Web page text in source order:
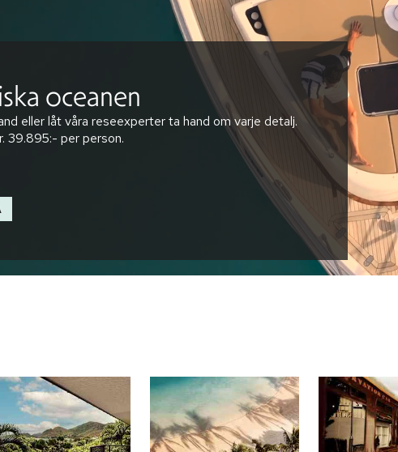
oceanen
eller låt våra reseexperter ta hand om varje detalj.
39.895:- per person.